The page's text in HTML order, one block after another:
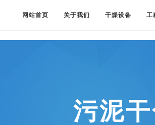
网站首页 关于我们 干燥设备 工
污泥